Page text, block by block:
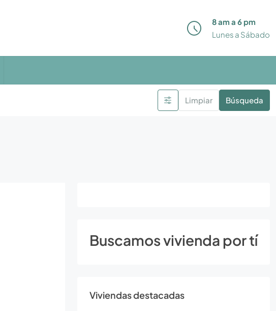
8 am a 6 pm
Lunes a Sábado
Limpiar Búsqueda
Buscamos vivienda por tí
Viviendas destacadas